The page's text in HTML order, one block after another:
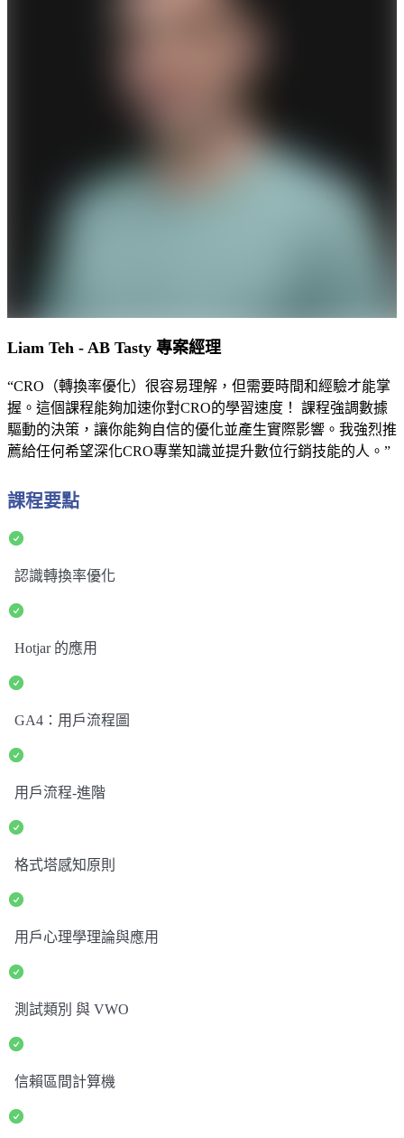
Liam Teh - AB Tasty 專案經理
“CRO（轉換率優化）很容易理解，但需要時間和經驗才能掌
握。這個課程能夠加速你對CRO的學習速度！ 課程強調數據
驅動的決策，讓你能夠自信的優化並產生實際影響。我強烈推
薦給任何希望深化CRO專業知識並提升數位行銷技能的人。”
課程要點
認識轉換率優化
Hotjar 的應用
GA4：用戶流程圖
用戶流程-進階
格式塔感知原則
用戶心理學理論與應用
測試類別 與 VWO
信賴區間計算機